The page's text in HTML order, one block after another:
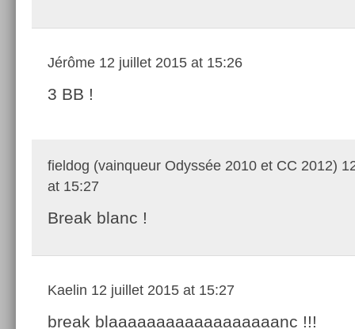
Jérôme 12 juillet 2015 at 15:26
3 BB !
fieldog (vainqueur Odyssée 2010 et CC 2012)
at 15:27
Break blanc !
Kaelin 12 juillet 2015 at 15:27
break blaaaaaaaaaaaaaaaaaanc !!!